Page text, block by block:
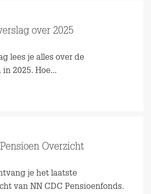
over 2025
lees je alles over de
2025. Hoe...
Overzicht
je het laatste
van NN CDC Pensioenfonds.